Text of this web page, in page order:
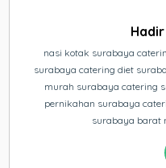
nasi kotak surabaya
surabaya catering diet
murah surabaya catering
pernikahan surabaya
surabaya barat